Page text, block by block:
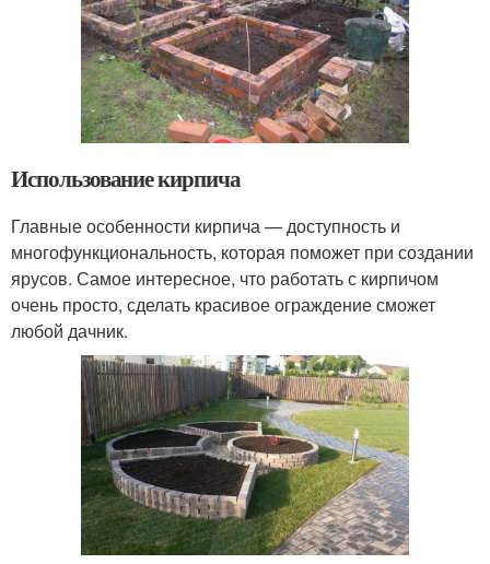
Использование кирпича
Главные особенности кирпича — доступность и
многофункциональность, которая поможет при создании
ярусов. Самое интересное, что работать с кирпичом
очень просто, сделать красивое ограждение сможет
любой дачник.